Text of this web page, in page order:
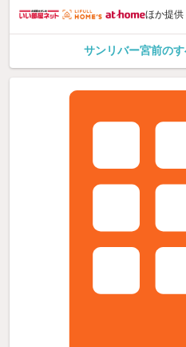
ほか提供
サンリバー宮前の